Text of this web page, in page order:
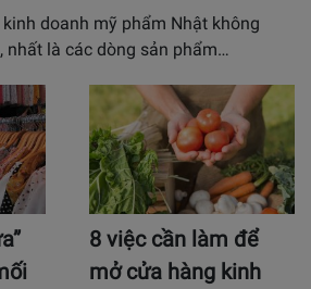
doanh mỹ phẩm Nhật không
nhất là các dòng sản phẩm…
8 việc cần làm để
mở cửa hàng kinh